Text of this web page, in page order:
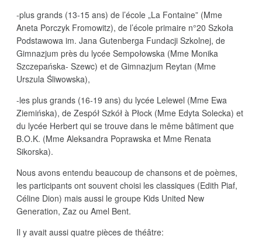
-plus grands (13-15 ans) de l’école „La Fontaine” (Mme
Aneta Porczyk Fromowitz), de l’école primaire n°20 Szkoła
Podstawowa im. Jana Gutenberga Fundacji Szkolnej, de
Gimnazjum près du lycée Sempołowska (Mme Monika
Szczepańska- Szewc) et de Gimnazjum Reytan (Mme
Urszula Śliwowska),
-les plus grands (16-19 ans) du lycée Lelewel (Mme Ewa
Ziemińska), de Zespół Szkół à Płock (Mme Edyta Solecka) et
du lycée Herbert qui se trouve dans le même bâtiment que
B.O.K. (Mme Aleksandra Poprawska et Mme Renata
Sikorska).
Nous avons entendu beaucoup de chansons et de poèmes,
les participants ont souvent choisi les classiques (Edith Piaf,
Céline Dion) mais aussi le groupe Kids United New
Generation, Zaz ou Amel Bent.
Il y avait aussi quatre pièces de théâtre: